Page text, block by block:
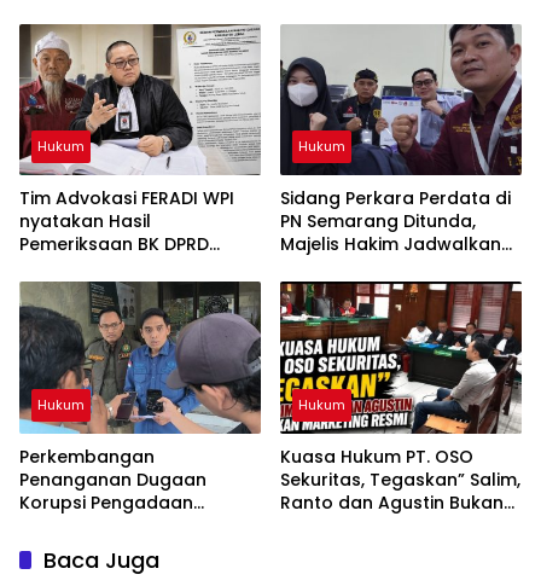
Berjalan, Hormati Proses
Penyidikan dan Hasil
Pemeriksaan BK
Pembuktian Masih
Berlangsung di Polda
Banten ujar Revan FERADI
WPI
Hukum
Tim Advokasi FERADI WPI
nyatakan Hasil
Pemeriksaan BK DPRD
Penyidikan Perkara Fam
Fuk Tjhong alias Eyang Uun
Hukum
Sidang Perkara Perdata di
PN Semarang Ditunda,
Majelis Hakim Jadwalkan
Tergugat
Hukum
Perkembangan
Penanganan Dugaan
Korupsi Pengadaan
LPP RRI, Kejari Depok
Tetapkan Satu Tersangka
Hukum
Kuasa Hukum PT. OSO
Sekuritas, Tegaskan” Salim,
Ranto dan Agustin Bukan
Baca Juga